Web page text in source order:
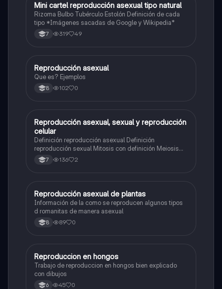
Biologia
Mini cartel reproducción asexual tipo natural
Rizoma Bulbo Tubérculo Estolón Definición de cada
tipo *Imágenes sacadas de Google y Wikipedia*
7 319 49
Biologia
Reproducción asexual
Que es? Ejemplos
8 102 0
Biologia
Reproducción asexual, sexual y reproducción
celular
Definición reproducción asexual Definición
reproducción sexual Mitosis con definición Meiosis
con definición Cuadro con el número de cromosomas
de algunos organismos
7 136 2
Biologia
Reproducción asexual de plantas
Información de la como se reproducen algunos tipos
d romanitas de manera asexual
8 89 0
Biologia
Reproduccion en hongos
Trabajo de reproduccion en hongos bien explicado
con dibujos
6 45 0